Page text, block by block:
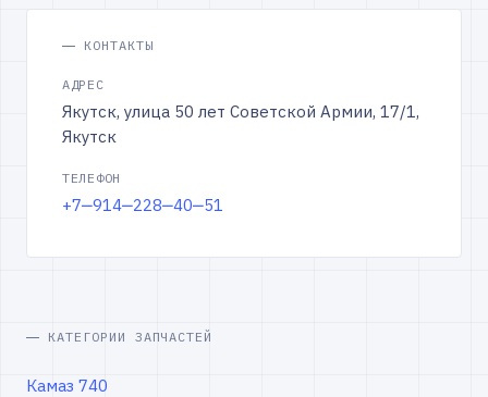
КОНТАКТЫ
АДРЕС
Якутск, улица 50 лет Советской Армии, 17/1,
Якутск
ТЕЛЕФОН
+7‒914‒228‒40‒51
КАТЕГОРИИ ЗАПЧАСТЕЙ
Камаз 740